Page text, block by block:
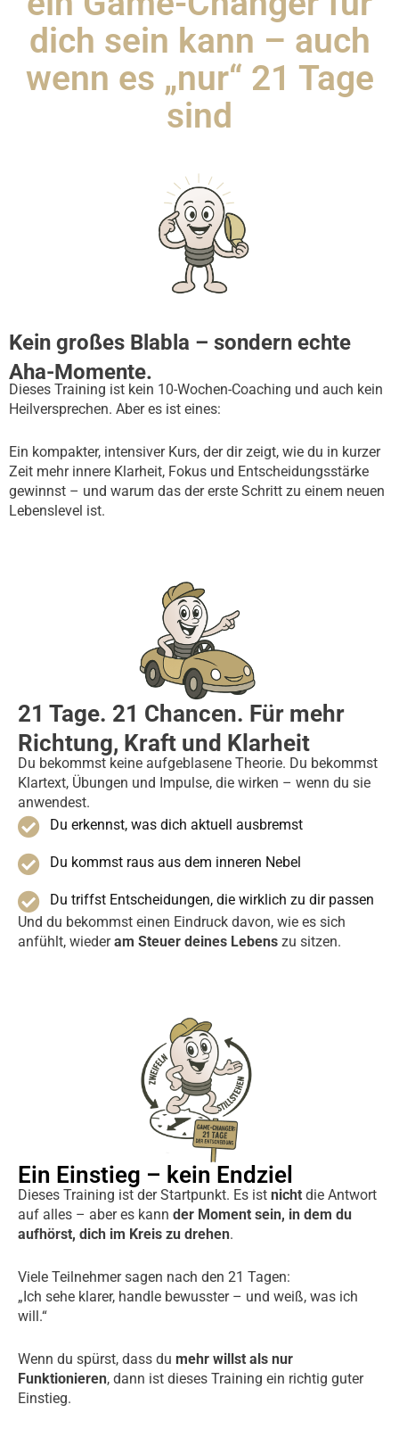
dich sein kann – auch
wenn es „nur“ 21 Tage
sind
Kein großes Blabla – sondern echte
Aha-Momente.
Dieses Training ist kein 10-Wochen-Coaching und auch kein
Heilversprechen. Aber es ist eines:
Ein kompakter, intensiver Kurs, der dir zeigt, wie du in kurzer
Zeit mehr innere Klarheit, Fokus und Entscheidungsstärke
gewinnst – und warum das der erste Schritt zu einem neuen
Lebenslevel ist.
21 Tage. 21 Chancen. Für mehr
Richtung, Kraft und Klarheit
Du bekommst keine aufgeblasene Theorie. Du bekommst
Klartext, Übungen und Impulse, die wirken – wenn du sie
anwendest.
Du erkennst, was dich aktuell ausbremst
Du kommst raus aus dem inneren Nebel
Du triffst Entscheidungen, die wirklich zu dir passen
Und du bekommst einen Eindruck davon, wie es sich
anfühlt, wiederam Steuer deines Lebens zu sitzen.
Ein Einstieg – kein Endziel
Dieses Training ist der Startpunkt. Es ist nicht die Antwort
auf alles – aber es kann der Moment sein, in dem du
aufhörst, dich im Kreis zu drehen.
Viele Teilnehmer sagen nach den 21 Tagen:
„Ich sehe klarer, handle bewusster – und weiß, was ich
will.“
Wenn du spürst, dass du mehr willst als nur
Funktionieren, dann ist dieses Training ein richtig guter
Einstieg.